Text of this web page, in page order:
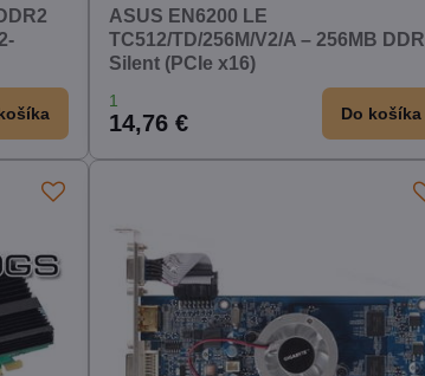
ASUS EN6200 LE
TC512/TD/256M/V2/A – 256MB DDR
Silent (PCIe x16)
1
14,76 € Do košíka